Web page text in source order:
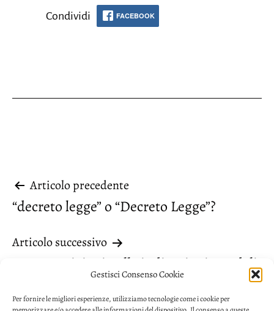
Gestisci Consenso Cookie
Per fornire le migliori esperienze, utilizziamo tecnologie come i cookie per
Condividi FACEBOOK
Navigazione
articoli
Articolo precedente
“decreto legge” o “Decreto Legge”?
Articolo successivo
Le preposizioni nelle indicazioni stradali